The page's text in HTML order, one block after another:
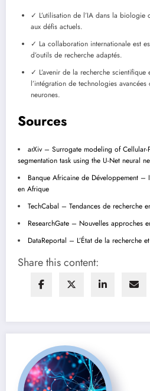
✓ L’utilisation de l’IA dans la biologie
aux défis actuels.
✓ La collaboration internationale est
d’outils de recherche adaptés.
✓ L’avenir de la recherche
l’intégration de technologies
neurones.
Sources
arXiv – Surrogate modeling of Cellular-
segmentation task using the U-Net neural
Banque Africaine de Développement –
en Afrique
TechCabal – Tendances de recherche
ResearchGate – Nouvelles approches
DataReportal – L’État de la recherche
Share this content: